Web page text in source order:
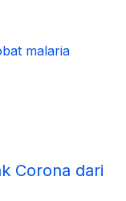
malaria
Corona dari